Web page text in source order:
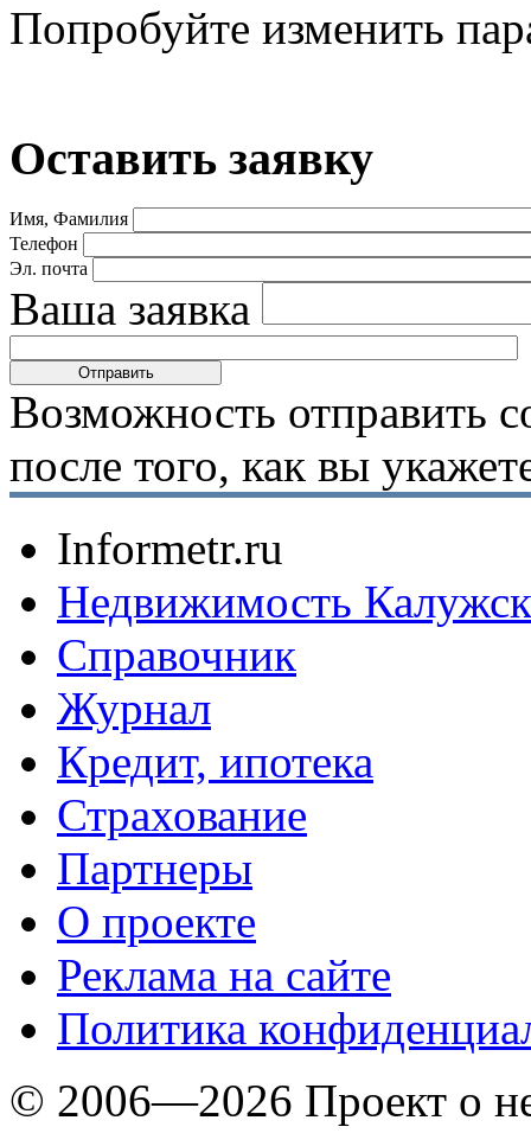
Попробуйте изменить
Оставить заявку
Имя, Фамилия
Телефон
Эл. почта
Ваша заявка
Возможность отправить
после того, как вы
Informetr.ru
Недвижимость
Справочник
Журнал
Кредит, ипотека
Страхование
Партнеры
O проекте
Реклама на сайте
Политика
© 2006—2026 Проект о